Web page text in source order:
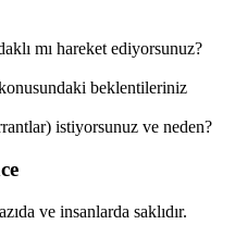
mı hareket ediyorsunuz?
beklentileriniz
istiyorsunuz ve neden?
ve insanlarda saklıdır.